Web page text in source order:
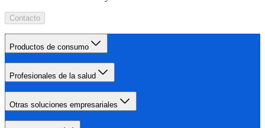
Contacto
Productos de consumo
Profesionales de la salud
Otras soluciones empresariales